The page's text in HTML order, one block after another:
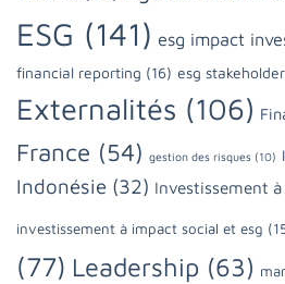
ESG (141) esg impact
financial reporting (16) esg
Externalités (106)
France (54) gestion des risques (10)
Indonésie (32) Investissement
investissement à impact social et esg
(77) Leadership (63)